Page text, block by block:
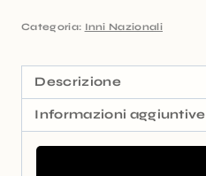
Categoria: Inni Nazionali
Descrizione
Informazioni aggiuntive